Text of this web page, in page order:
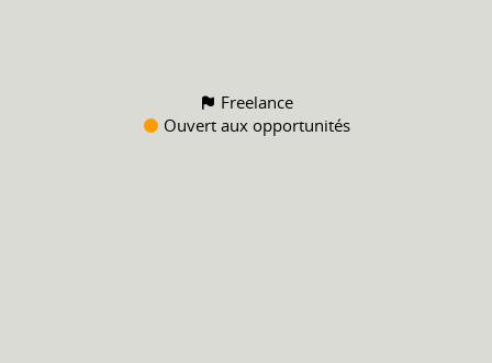
Freelance
Ouvert aux opportunités